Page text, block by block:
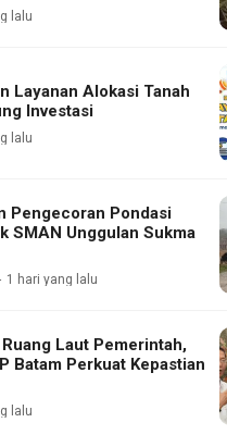
lalu
Layanan Alokasi Tanah
Investasi
lalu
Pengecoran Pondasi
SMAN Unggulan Sukma
1 hari yang lalu
Laut Pemerintah,
Batam Perkuat Kepastian
lalu